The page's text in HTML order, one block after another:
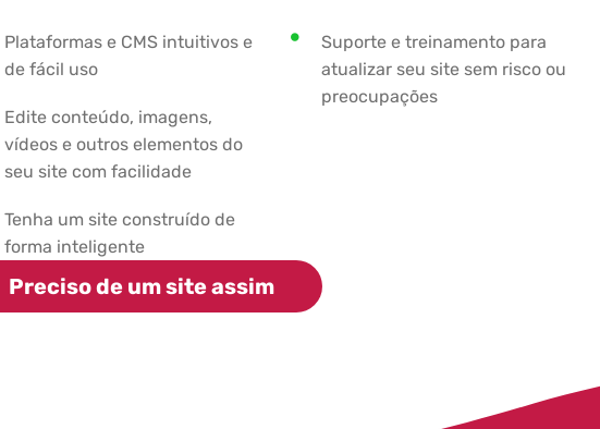
Plataformas e CMS intuitivos e
de fácil uso
Edite conteúdo, imagens,
vídeos e outros elementos do
seu site com facilidade
Tenha um site construído de
forma inteligente
Suporte e treinamento para
atualizar seu site sem risco ou
preocupações
Preciso de um site assim